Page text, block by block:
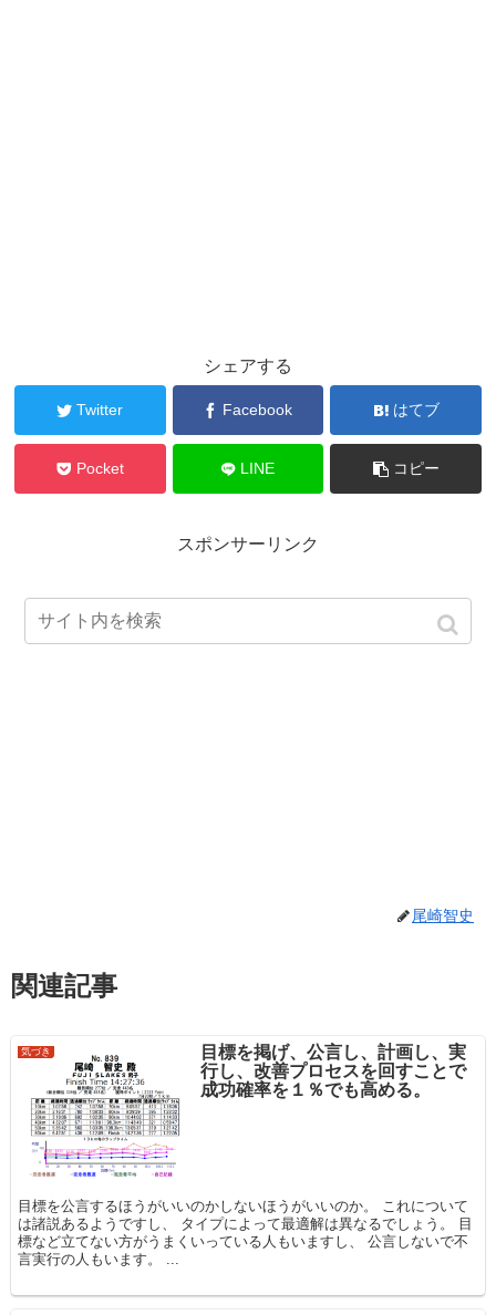
シェアする
Twitter Facebook はてブ
Pocket LINE コピー
スポンサーリンク
尾崎智史
関連記事
気づき
目標を掲げ、公言し、計画し、実
行し、改善プロセスを回すことで
成功確率を１％でも高める。
目標を公言するほうがいいのかしないほうがいいのか。 これについて
は諸説あるようですし、 タイプによって最適解は異なるでしょう。 目
標など立てない方がうまくいっている人もいますし、 公言しないで不
言実行の人もいます。 ...